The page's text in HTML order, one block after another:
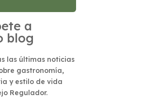
a
blog
las últimas noticias
gastronomía,
y estilo de vida
Regulador.